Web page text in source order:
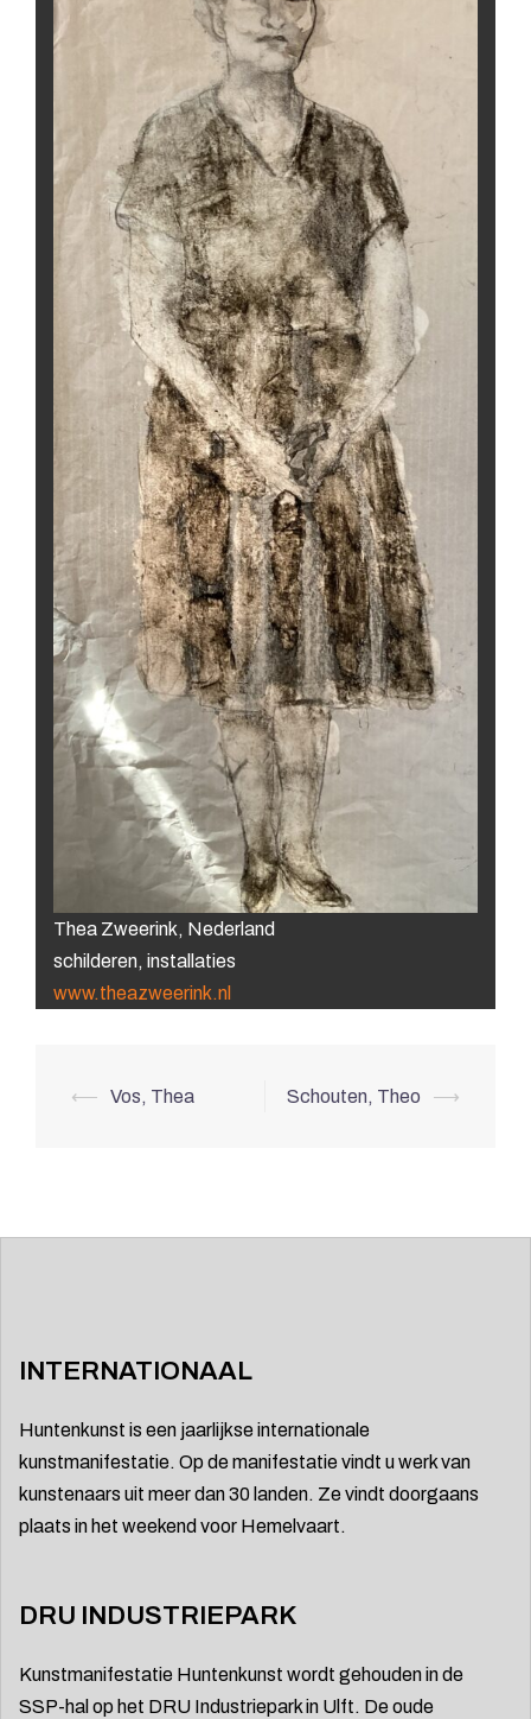
Thea Zweerink, Nederland
schilderen, installaties
www.theazweerink.nl
Berichtnavigatie
⟵ Vos, Thea Schouten, Theo ⟶
INTERNATIONAAL
Huntenkunst is een jaarlijkse internationale
kunstmanifestatie. Op de manifestatie vindt u werk van
kunstenaars uit meer dan 30 landen. Ze vindt doorgaans
plaats in het weekend voor Hemelvaart.
DRU INDUSTRIEPARK
Kunstmanifestatie Huntenkunst wordt gehouden in de
SSP-hal op het DRU Industriepark in Ulft. De oude